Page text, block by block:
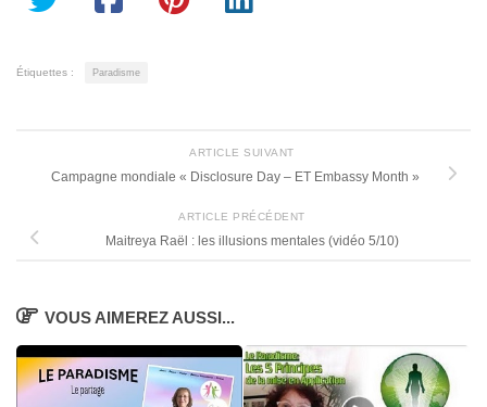
Étiquettes : Paradisme
ARTICLE SUIVANT
Campagne mondiale « Disclosure Day – ET Embassy Month »
ARTICLE PRÉCÉDENT
Maitreya Raël : les illusions mentales (vidéo 5/10)
VOUS AIMEREZ AUSSI...